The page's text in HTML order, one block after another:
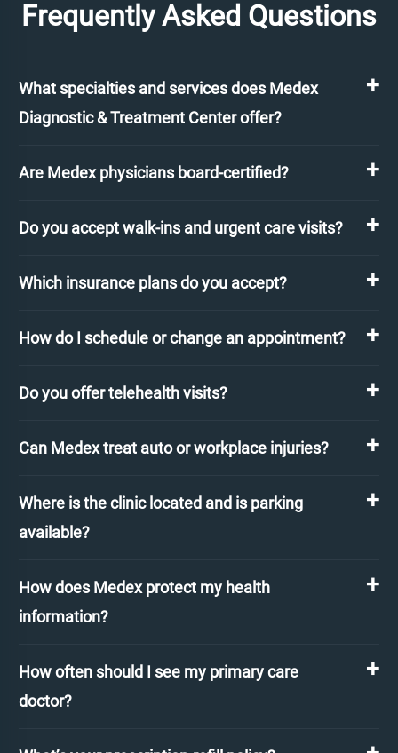
Frequently Asked Questions
What specialties and services does Medex
Diagnostic & Treatment Center offer?
Are Medex physicians board-certified?
Do you accept walk-ins and urgent care visits?
Which insurance plans do you accept?
How do I schedule or change an appointment?
Do you offer telehealth visits?
Can Medex treat auto or workplace injuries?
Where is the clinic located and is parking
available?
How does Medex protect my health
information?
How often should I see my primary care
doctor?